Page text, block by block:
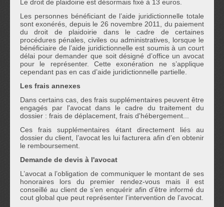
Le droit de plaidoirie est désormais fixé à 13 euros.
Les personnes bénéficiant de l’aide juridictionnelle totale
sont exonérés, depuis le 26 novembre 2011, du paiement
du droit de plaidoirie dans le cadre de certaines
procédures pénales, civiles ou administratives, lorsque le
bénéficiaire de l’aide juridictionnelle est soumis à un court
délai pour demander que soit désigné d’office un avocat
pour le représenter. Cette exonération ne s’applique
cependant pas en cas d’aide juridictionnelle partielle.
Les frais annexes
Dans certains cas, des frais supplémentaires peuvent être
engagés par l'avocat dans le cadre du traitement du
dossier : frais de déplacement, frais d'hébergement...
Ces frais supplémentaires étant directement liés au
dossier du client, l’avocat les lui facturera afin d’en obtenir
le remboursement.
Demande de devis à l'avocat
L’avocat a l’obligation de communiquer le montant de ses
honoraires lors du premier rendez-vous mais il est
conseillé au client de s’en enquérir afin d’être informé du
cout global que peut représenter l’intervention de l’avocat.